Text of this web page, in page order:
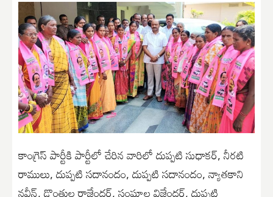
కాంగ్రెస్ పార్టీకి పార్టీలో చేరిన వారిలో దుప్పటి సుధాకర్, నీరటి
రాములు, దుప్పటి సదానందం, దుప్పటి సదానందం, న్యాతకాని
నవీన్, డొంతుల రాజేందర్, సంఘాల విజేందర్, దుప్పటి